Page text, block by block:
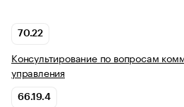
70.22
Консультирование по вопросам
управления
66.19.4